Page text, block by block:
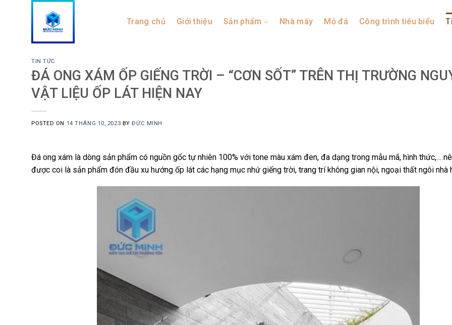
Trang chủ Giới thiệu Sản phẩm Nhà máy Mỏ đá Công trình tiêu biểu
TIN TỨC
ĐÁ ONG XÁM ỐP GIẾNG TRỜI – “CƠN SỐT” TRÊN THỊ TRƯỜNG
VẬT LIỆU ỐP LÁT HIỆN NAY
POSTED ON 14 THÁNG 10, 2023 BYĐỨC MINH
Đá ong xám là dòng sản phẩm có nguồn gốc tự nhiên 100% với tone màu xám đen, đa dạng trong mẫu mã, hình thức,…
được coi là sản phẩm đón đầu xu hướng ốp lát các hạng mục nhứ giếng trời, trang trí không gian nội, ngoại thất ngôi nhà